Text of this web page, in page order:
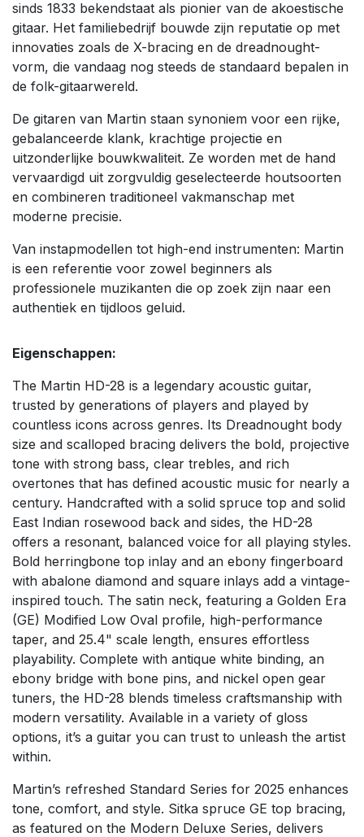
sinds 1833 bekendstaat als pionier van de akoestische
gitaar. Het familiebedrijf bouwde zijn reputatie op met
innovaties zoals de X-bracing en de dreadnought-
vorm, die vandaag nog steeds de standaard bepalen in
de folk-gitaarwereld.
De gitaren van Martin staan synoniem voor een rijke,
gebalanceerde klank, krachtige projectie en
uitzonderlijke bouwkwaliteit. Ze worden met de hand
vervaardigd uit zorgvuldig geselecteerde houtsoorten
en combineren traditioneel vakmanschap met
moderne precisie.
Van instapmodellen tot high-end instrumenten: Martin
is een referentie voor zowel beginners als
professionele muzikanten die op zoek zijn naar een
authentiek en tijdloos geluid.
Eigenschappen:
The Martin HD-28 is a legendary acoustic guitar,
trusted by generations of players and played by
countless icons across genres. Its Dreadnought body
size and scalloped bracing delivers the bold, projective
tone with strong bass, clear trebles, and rich
overtones that has defined acoustic music for nearly a
century. Handcrafted with a solid spruce top and solid
East Indian rosewood back and sides, the HD-28
offers a resonant, balanced voice for all playing styles.
Bold herringbone top inlay and an ebony fingerboard
with abalone diamond and square inlays add a vintage-
inspired touch. The satin neck, featuring a Golden Era
(GE) Modified Low Oval profile, high-performance
taper, and 25.4" scale length, ensures effortless
playability. Complete with antique white binding, an
ebony bridge with bone pins, and nickel open gear
tuners, the HD-28 blends timeless craftsmanship with
modern versatility. Available in a variety of gloss
options, it’s a guitar you can trust to unleash the artist
within.
Martin’s refreshed Standard Series for 2025 enhances
tone, comfort, and style. Sitka spruce GE top bracing,
as featured on the Modern Deluxe Series, delivers